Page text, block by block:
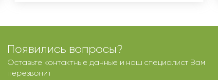
Появились вопросы?
Оставьте контактные данные и наш специалист Вам
перезвонит